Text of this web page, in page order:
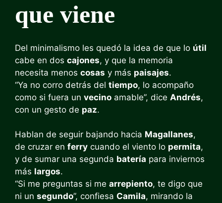
que viene
Del minimalismo les quedó la idea de que lo útil
cabe en dos cajones, y que la memoria
necesita menos cosas y más paisajes.
“Ya no corro detrás del tiempo, lo acompaño
como si fuera un vecino amable”, dice Andrés,
con un gesto de paz.
Hablan de seguir bajando hacia Magallanes,
de cruzar en ferry cuando el viento lo permita,
y de sumar una segunda batería para inviernos
más largos.
“Si me preguntas si me arrepiento, te digo que
ni un segundo”, confiesa Camila, mirando la